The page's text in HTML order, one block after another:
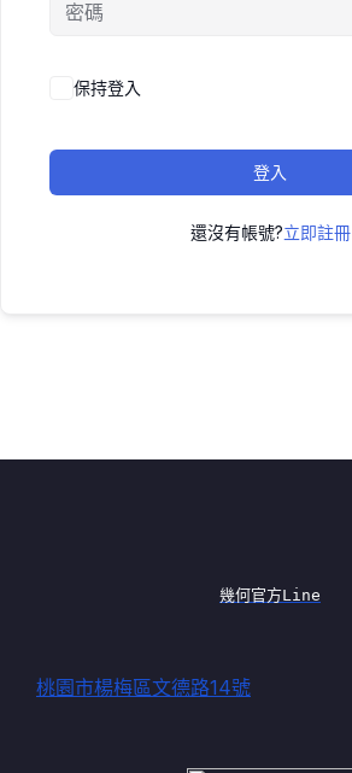
保持登入
登入
還沒有帳號?立即註冊
幾何官方Line
桃園市楊梅區文德路14號